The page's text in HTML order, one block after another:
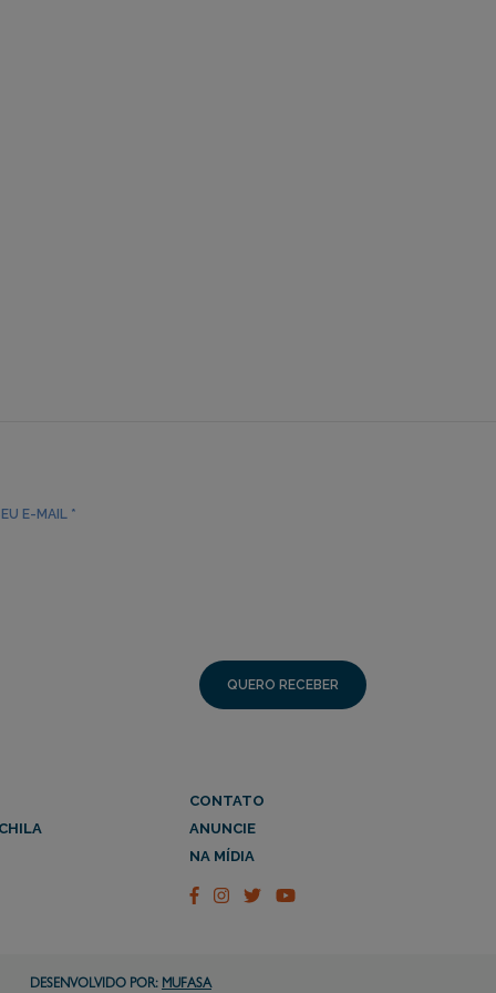
CONTATO
ANUNCIE
NA MÍDIA
DESENVOLVIDO POR: MUFASA